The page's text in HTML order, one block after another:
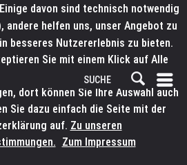
SCHEINWERFER UND KOMPONENTEN
davon sind technisch notwendig
andere helfen uns, unser Angebot zu
besseres Nutzererlebnis zu bieten.
Sie mit einem Klick auf Alle
Informationen finden Sie in den
dort können Sie Ihre Auswahl auch
Sie dazu einfach die Seite mit der
auf. Zu unseren
Zum Impressum